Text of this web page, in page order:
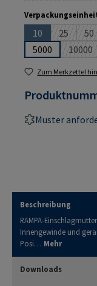
10(Diese Option
25(Diese50
5000 10000
Zum Merkzettel
Muster
Beschreibung
RAMPA-
Innengewinde und
Posi… Mehr
Downloads